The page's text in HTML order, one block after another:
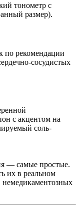
тонометр с
размер).
по рекомендации
сосудистых
с акцентом на
соль-
— самые простые.
их в реальном
немедикаментозных